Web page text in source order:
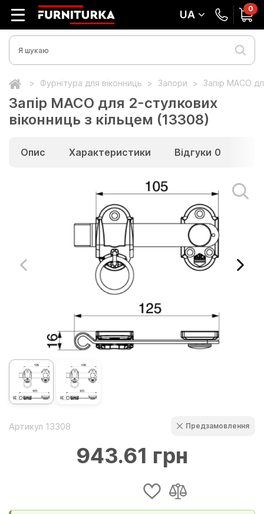
UA 0
Фурнітура для віконниць Запори Запір MACO
Запір MACO для 2-стулкових
віконниць з кільцем (13308)
Опис Характеристики Відгуки 0
Артикул 13308 Предзамовлення
943.61 грн